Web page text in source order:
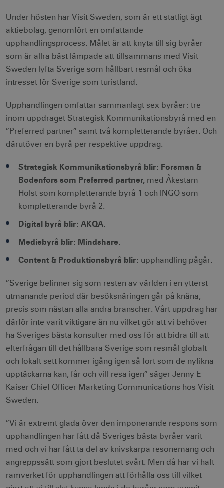
Under hösten har Visit Sweden, som är ett statligt ägt
aktiebolag, genomfört en omfattande
upphandlingsprocess. Målet är att knyta till sig byråer
som är allra bäst lämpade att tillsammans med Visit
Sweden lyfta Sverige som hållbart resmål och öka
intresset för Sverige som turistland.
Upphandlingen omfattar sammanlagt sex byråer: tre
inom uppdraget Strategisk Kommunikationsbyrå med en
”Preferred partner” samt två kompletterande byråer. Och
därutöver en byrå per respektive uppdrag.
Strategisk Kommunikationsbyrå blir: Forsman &
Bodenfors som Preferred partner, med Åkestam
Holst som kompletterande byrå 1 och INGO som
kompletterande byrå 2.
Digital byrå blir: AKQA.
Mediebyrå blir: Mindshare.
Content & Produktionsbyrå blir: upphandling pågår.
”Sverige befinner sig som resten av världen i en ytterst
utmanande period där besöksnäringen går på knäna,
precis som nästan alla andra branscher. Vårt uppdrag har
därför inte varit viktigare än nu vilket gör att vi behöver
ha Sveriges bästa konsulter med oss för att bidra till att
efterfrågan till det hållbara Sverige som resmål globalt
och lokalt sett kommer igång igen så fort som de nyfikna
upptäckarna kan, får och vill resa igen” säger Jenny E
Kaiser Chief Officer Marketing Communications hos Visit
Sweden.
”Vi är extremt glada över den imponerande respons som
upphandlingen har fått då Sveriges bästa byråer varit
med och vi har fått ta del av knivskarpa resonemang och
angreppssätt som gjort beslutet svårt. Men då har vi haft
ramverket för upphandlingen att förhålla oss till vilket